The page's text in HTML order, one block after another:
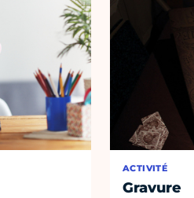
ACTIVITÉ
Gravure